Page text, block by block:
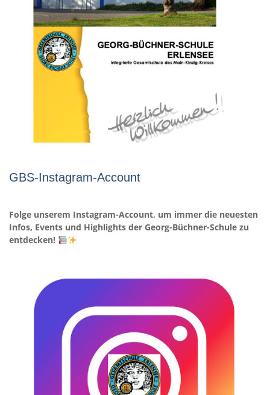
GBS-Instagram-Account
Folge unserem Instagram-Account, um immer die neuesten
Infos, Events und Highlights der Georg-Büchner-Schule zu
entdecken!